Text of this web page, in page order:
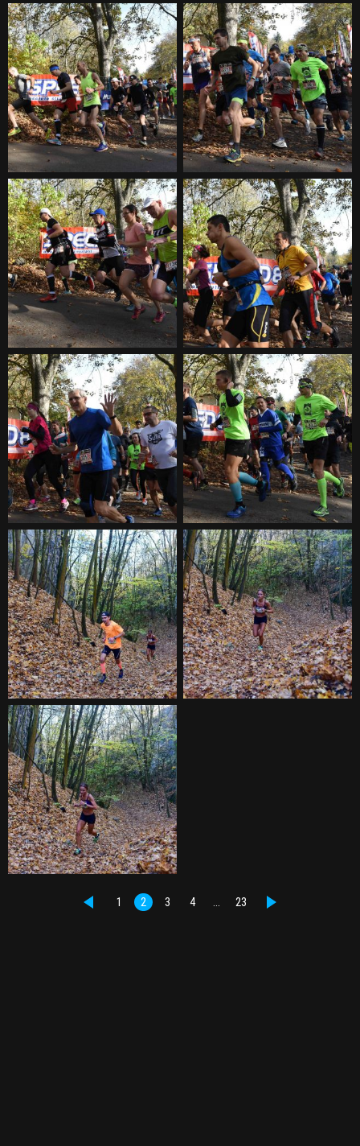
PŘEDCHOZÍ
1 2 3 4 … 23
DALŠÍ